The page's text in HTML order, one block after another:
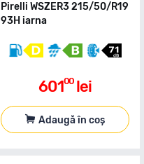
Pirelli WSZER3 215/50/R19
93H iarna
60100 lei
Adaugă în coș